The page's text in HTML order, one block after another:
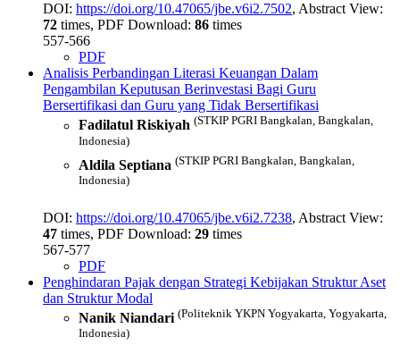
DOI: https://doi.org/10.47065/jbe.v6i2.7502, Abstract View:
72 times, PDF Download: 86 times
557-566
PDF
Analisis Perbandingan Literasi Keuangan Dalam
Pengambilan Keputusan Berinvestasi Bagi Guru
Bersertifikasi dan Guru yang Tidak Bersertifikasi
Fadilatul Riskiyah (STKIP PGRI Bangkalan, Bangkalan,
Indonesia)
Aldila Septiana (STKIP PGRI Bangkalan, Bangkalan,
Indonesia)
DOI: https://doi.org/10.47065/jbe.v6i2.7238, Abstract View:
47 times, PDF Download: 29 times
567-577
PDF
Penghindaran Pajak dengan Strategi Kebijakan Struktur Aset
dan Struktur Modal
Nanik Niandari (Politeknik YKPN Yogyakarta, Yogyakarta,
Indonesia)